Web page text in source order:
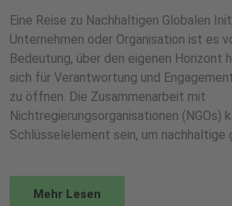
Eine Reise zu Nachhaltigen Globalen
Unternehmen oder Organisation ist es
Bedeutung, über den eigenen Horizont
sich für Verantwortung und
zu öffnen. Die Zusammenarbeit mit
Nichtregierungsorganisationen (NGOs)
Schlüsselelement sein, um nachhaltige
Mehr Lesen